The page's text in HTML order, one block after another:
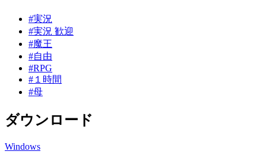
#実況
#実況 歓迎
#魔王
#自由
#RPG
#１時間
#母
ダウンロード
Windows